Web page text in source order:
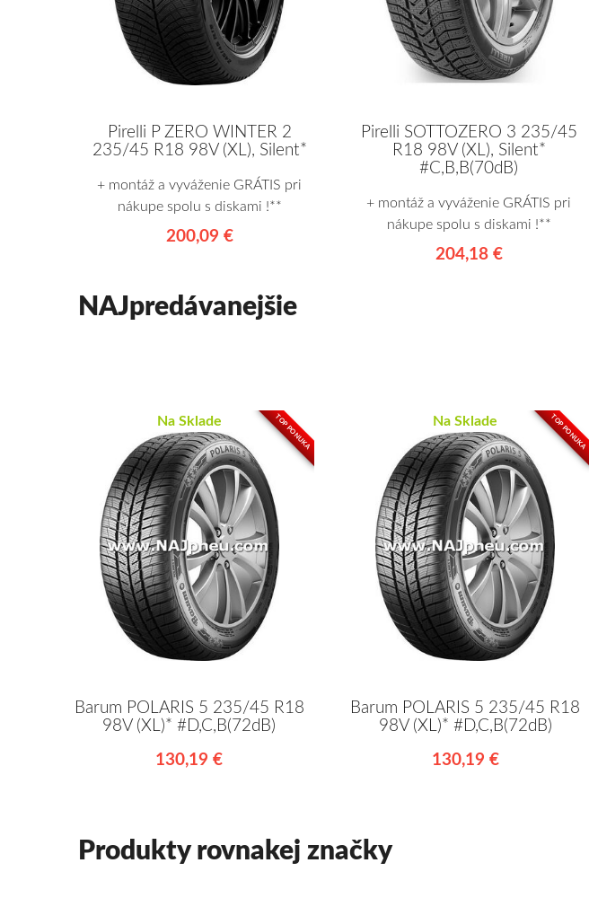
Pirelli P ZERO WINTER 2
235/45 R18 98V (XL), Silent*
+ montáž a vyváženie GRÁTIS pri
nákupe spolu s diskami !**
200,09 €
Pirelli SOTTOZERO 3 235/45
R18 98V (XL), Silent*
#C,B,B(70dB)
+ montáž a vyváženie GRÁTIS pri
nákupe spolu s diskami !**
204,18 €
NAJpredávanejšie
TOP PONUKA
Na Sklade
Barum POLARIS 5 235/45 R18
98V (XL)* #D,C,B(72dB)
130,19 €
TOP PONUKA
Na Sklade
Barum POLARIS 5 235/45 R18
98V (XL)* #D,C,B(72dB)
130,19 €
Produkty rovnakej značky